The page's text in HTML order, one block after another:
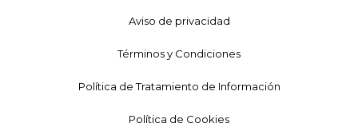
Aviso de privacidad
Términos y Condiciones
Política de Tratamiento de Información
Política de Cookies